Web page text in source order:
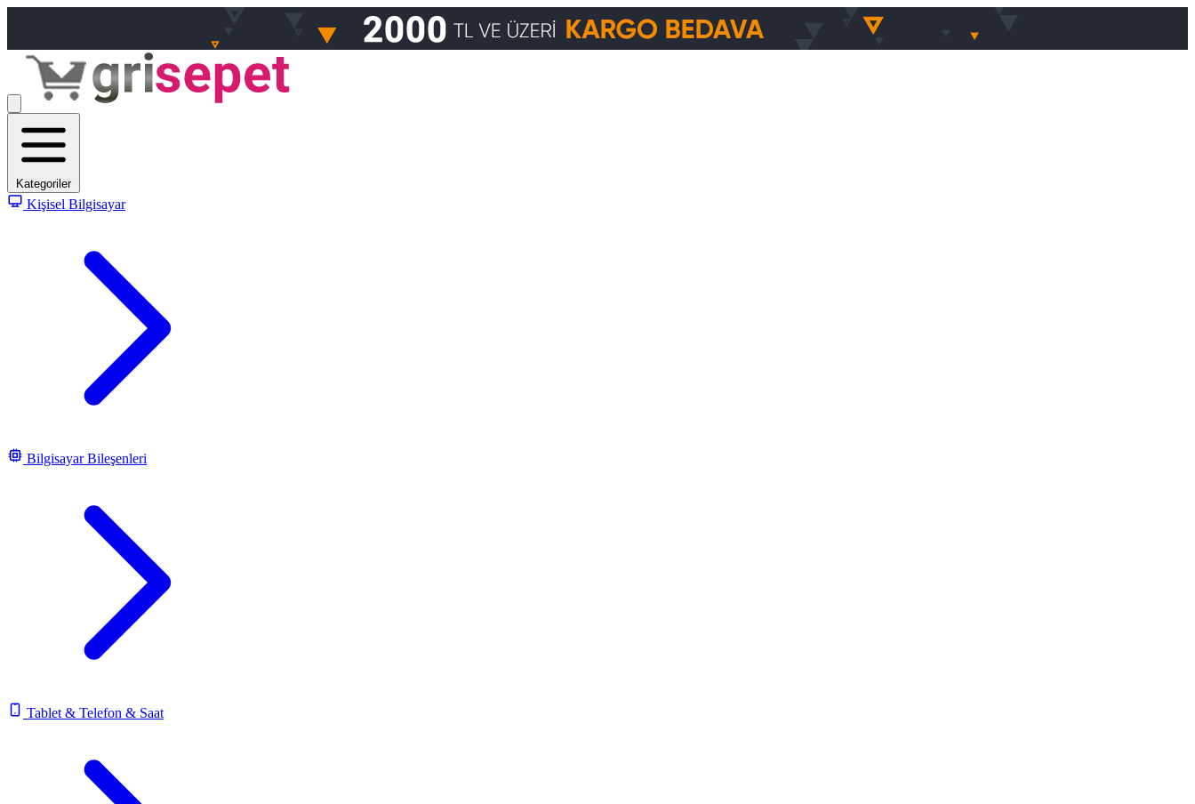
Kategoriler
Kişisel Bilgisayar
Bilgisayar Bileşenleri
Tablet & Telefon & Saat